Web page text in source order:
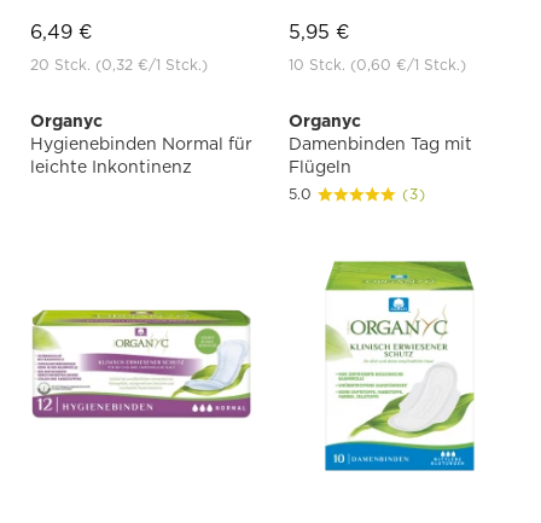
6,49 €
20 Stck. (0,32 €/1 Stck.)
5,95 €
10 Stck. (0,60 €/1 Stck.)
Organyc
Hygienebinden Normal für
leichte Inkontinenz
Organyc
Damenbinden Tag mit
Flügeln
5.0 (3)